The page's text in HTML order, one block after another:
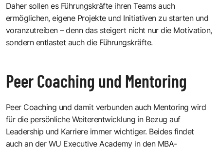
Daher sollen es Führungskräfte ihren Teams auch
ermöglichen, eigene Projekte und Initiativen zu starten und
voranzutreiben – denn das steigert nicht nur die Motivation,
sondern entlastet auch die Führungskräfte.
Peer Coaching und Mentoring
Peer Coaching und damit verbunden auch Mentoring wird
für die persönliche Weiterentwicklung in Bezug auf
Leadership und Karriere immer wichtiger. Beides findet
auch an der WU Executive Academy in den MBA-